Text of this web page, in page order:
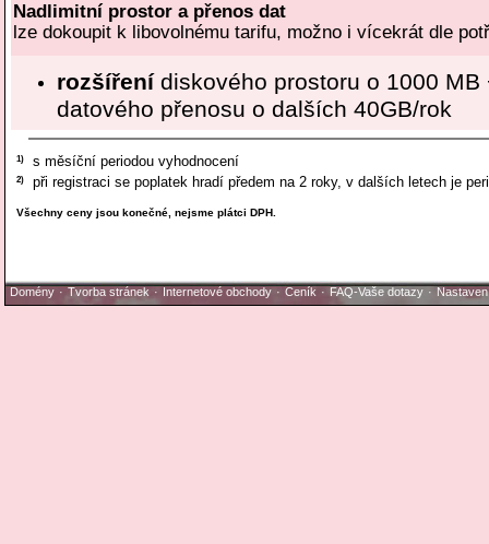
Nadlimitní prostor a přenos dat
lze dokoupit k libovolnému tarifu, možno i vícekrát dle
rozšířenídiskového prostoru o 1000
datového přenosu o dalších 40GB/rok
1) s měsíční periodou vyhodnocení
2) při registraci se poplatek hradí předem na 2 roky, v dalších letech je
Všechny ceny jsou konečné, nejsme plátci DPH.
Domény · Tvorba stránek · Internetové obchody · Ceník · FAQ-Vaše dotazy ·